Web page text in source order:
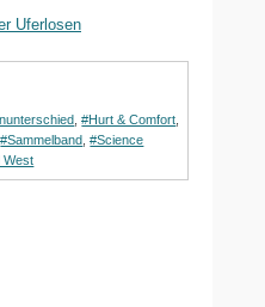
Uferlosen
,#Hurt & Comfort
,#Sammelband ,#Science
West